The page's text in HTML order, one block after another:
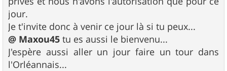
jour.
Je t'invite donc à venir ce jour là si tu peux...
@ Maxou45 tu es aussi le bienvenu...
J'espère aussi aller un jour faire un tour dans
l'Orléannais...